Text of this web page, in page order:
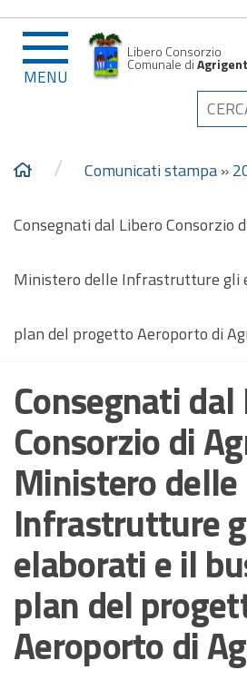
MENU
Libero Consorzio
Comunale di
/ Comunicati stampa»
Consegnati dal Libero Consorzio
Ministero delle Infrastrutture gli
plan del progetto Aeroporto di
Consegnati dal
Consorzio di
Ministero delle
Infrastrutture
elaborati e il
plan del
Aeroporto di